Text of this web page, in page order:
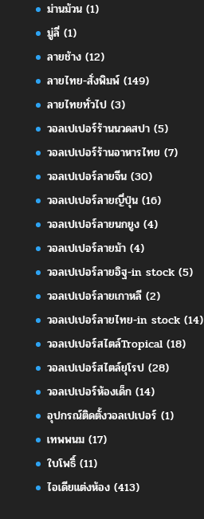
ม่านม้วน(1)
มู่ลี่(1)
ลายช้าง(12)
ลายไทย-สั่งพิมพ์(149)
ลายไทยทั่วไป(3)
วอลเปเปอร์ร้านนวดสปา(5)
วอลเปเปอร์ร้านอาหารไทย (7)
วอลเปเปอร์ลายจีน(30)
วอลเปเปอร์ลายญี่ปุ่น(16)
วอลเปเปอร์ลายนกยูง(4)
วอลเปเปอร์ลายม้า(4)
วอลเปเปอร์ลายอิฐ-in stock(5)
วอลเปเปอร์ลายเกาหลี(2)
วอลเปเปอร์ลายไทย-in stock(14)
วอลเปเปอร์สไตล์Tropical(18)
วอลเปเปอร์สไตล์ยุโรป(28)
วอลเปเปอร์ห้องเด็ก(14)
อุปกรณ์ติดตั้งวอลเปเปอร์ (1)
เทพพนม(17)
ใบโพธิ์(11)
ไอเดียแต่งห้อง(413)